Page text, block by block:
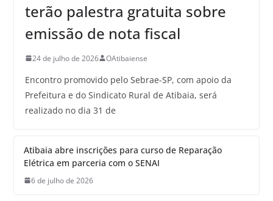
terão palestra gratuita sobre
emissão de nota fiscal
24 de julho de 2026 OAtibaiense
Encontro promovido pelo Sebrae-SP, com apoio da
Prefeitura e do Sindicato Rural de Atibaia, será
realizado no dia 31 de
Atibaia abre inscrições para curso de Reparação
Elétrica em parceria com o SENAI
6 de julho de 2026